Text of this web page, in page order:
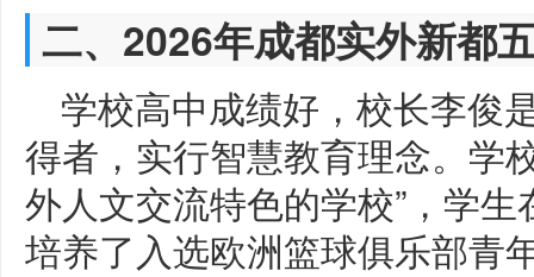
二、2026年成都实外新都
学校高中成绩好，校长李俊
得者，实行智慧教育理念。学
外人文交流特色的学校”，学
培养了入选欧洲篮球俱乐部青